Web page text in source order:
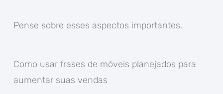
Pense sobre esses aspectos importantes.
Como usar frases de móveis planejados para
aumentar suas vendas